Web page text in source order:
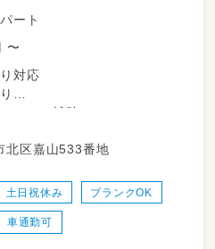
ート
〜
対応
トイレ補助
など
北区嘉山533番地
土日祝休み ブランクOK
車通勤可